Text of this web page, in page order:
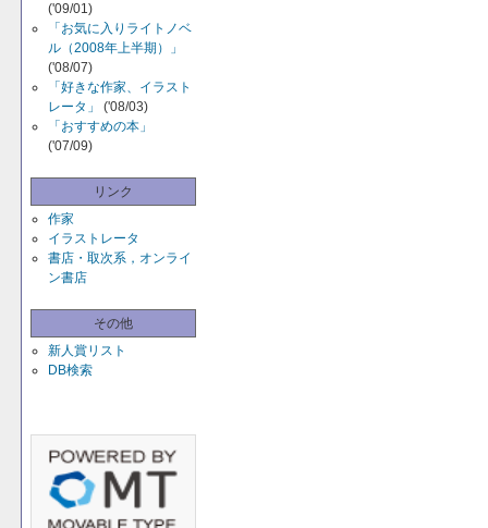
('09/01)
「お気に入りライトノベ
ル（2008年上半期）」
('08/07)
「好きな作家、イラスト
レータ」
('08/03)
「おすすめの本」
('07/09)
リンク
作家
イラストレータ
書店・取次系，オンライ
ン書店
その他
新人賞リスト
DB検索